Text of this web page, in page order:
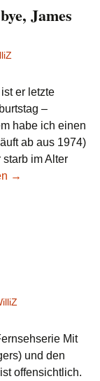
James
er letzte
–
habe ich einen
ab aus 1974)
im Alter
→
Mit
und den
offensichtlich.